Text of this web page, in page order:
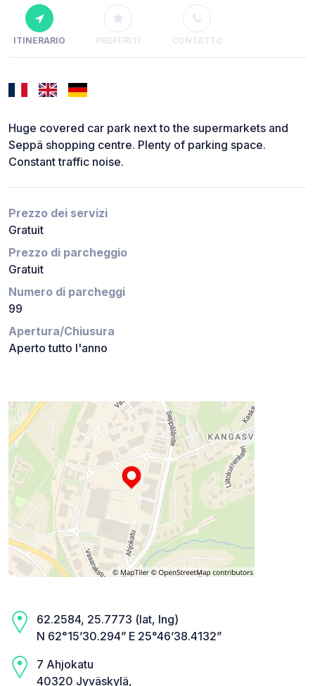
ITINERARIO PREFERITI CONTATTO
Huge covered car park next to the supermarkets and
Seppä shopping centre. Plenty of parking space.
Constant traffic noise.
Prezzo dei servizi
Gratuit
Prezzo di parcheggio
Gratuit
Numero di parcheggi
99
Apertura/Chiusura
Aperto tutto l'anno
62.2584, 25.7773 (lat, lng)
N 62°15’30.294” E 25°46’38.4132”
7 Ahjokatu
40320 Jyväskylä,